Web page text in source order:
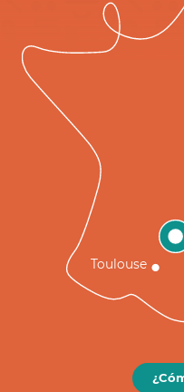
Toulouse